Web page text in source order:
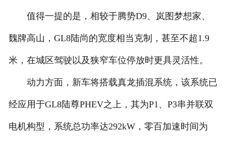
值得一提的是，相较于腾势D9、岚图梦想家、
魏牌高山，GL8陆尚的宽度相当克制，甚至不超1.9
米，在城区驾驶以及狭窄车位停放时更具灵活性。
动力方面，新车将搭载真龙插混系统，该系统已
经应用于GL8陆尊PHEV之上，其为P1、P3串并联双
电机构型，系统总功率达292kW，零百加速时间为